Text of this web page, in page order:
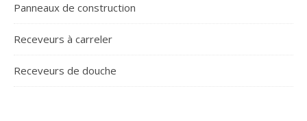
Panneaux de construction
Receveurs à carreler
Receveurs de douche